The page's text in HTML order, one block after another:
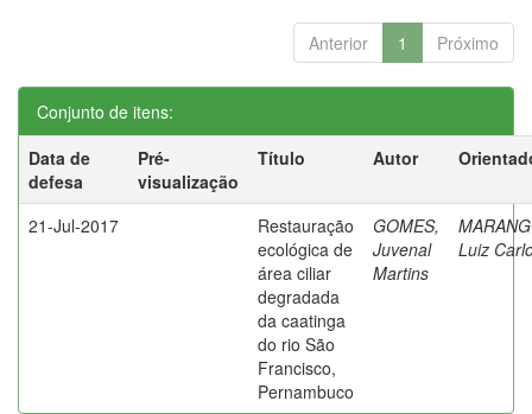
Anterior 1 Próximo
Conjunto de itens:
Data de
defesa
Pré-
visualização
Título Autor
21-Jul-2017
Restauração
ecológica de
área ciliar
degradada
da caatinga
do rio São
Francisco,
Pernambuco
GOMES,
Juvenal
Martins
Luiz